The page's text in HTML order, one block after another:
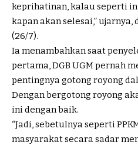
keprihatinan, kalau seperti
kapan akan selesai,” ujarnya,
(26/7).
Ia menambahkan saat
pertama, DGB UGM pernah
pentingnya gotong royong
Dengan bergotong royong
ini dengan baik.
“Jadi, sebetulnya seperti
masyarakat secara sadar